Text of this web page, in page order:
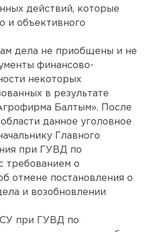
действий, которые
и объективного
дела не приобщены и не
финансово-
некоторых
в результате
Балтым». После
данное уголовное
Главного
при ГУВД по
требованием о
отмене постановления о
и возобновлении
при ГУВД по